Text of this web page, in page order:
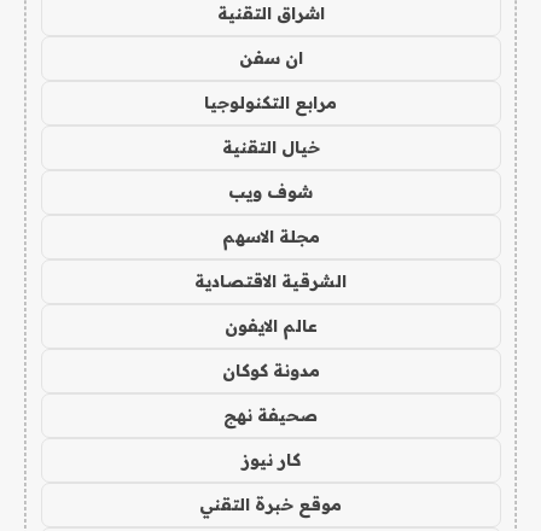
اشراق التقنية
ان سفن
مرابع التكنولوجيا
خيال التقنية
شوف ويب
مجلة الاسهم
الشرقية الاقتصادية
عالم الايفون
مدونة كوكان
صحيفة نهج
كار نيوز
موقع خبرة التقني